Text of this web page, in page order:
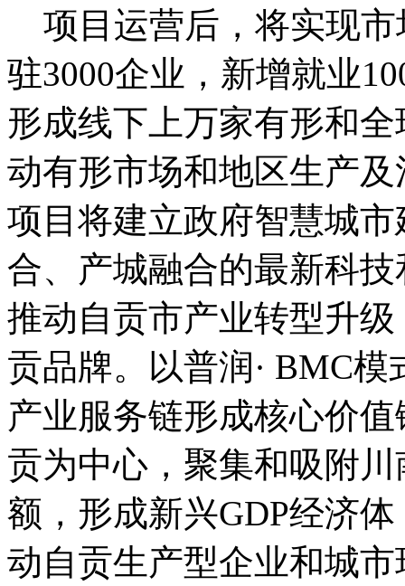
项目运营后，将实现市
驻3000企业，新增就业
形成线下上万家有形和
动有形市场和地区生产
项目将建立政府智慧城
合、产城融合的最新科
推动自贡市产业转型升
贡品牌。以普润· BMC
产业服务链形成核心价
贡为中心，聚集和吸附
额，形成新兴GDP经济
动自贡生产型企业和城